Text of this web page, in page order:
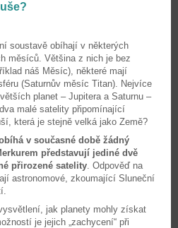
soustavě obíhají v některých
měsíců. Většina z nich je bez
náš Měsíc), některé mají
(Saturnův měsíc Titan). Nejvíce
planet – Jupitera a Saturnu –
malé satelity připomínající
která je stejně velká jako Země?
v současné době žádný
představují jediné dvě
přirozené satelity. Odpověď na
astronomové, zkoumající Sluneční
jak planety mohly získat
je jejich „zachycení“ při